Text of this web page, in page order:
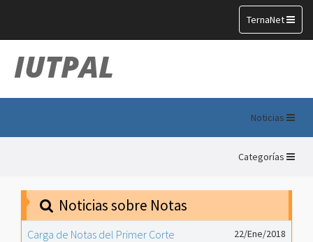
Toggle
navigation
TernaNet
IUTPAL
Noticias
Categorías
Noticias sobre Notas
Carga de Notas del Primer Corte
22/Ene/2018